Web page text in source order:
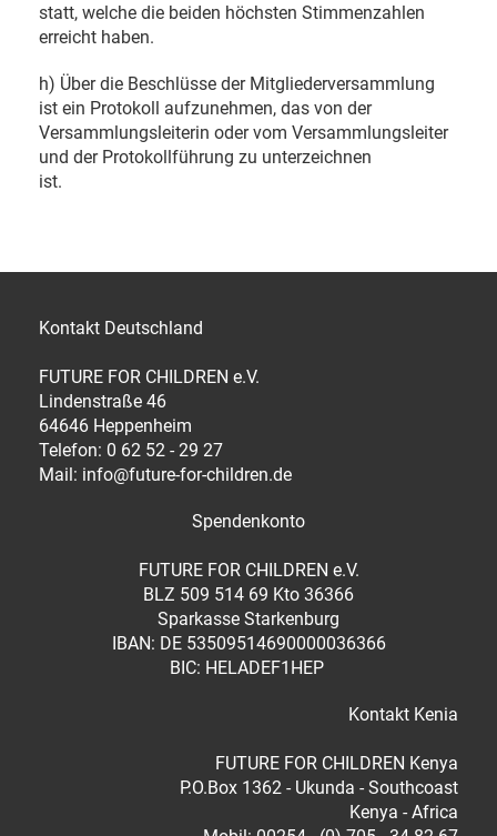
statt, welche die beiden höchsten Stimmenzahlen
erreicht haben.
h) Über die Beschlüsse der Mitgliederversammlung
ist ein Protokoll aufzunehmen, das von der
Versammlungsleiterin oder vom Versammlungsleiter
und der Protokollführung zu unterzeichnen
ist.
Kontakt Deutschland
FUTURE FOR CHILDREN e.V.
Lindenstraße 46
64646 Heppenheim
Telefon: 0 62 52 - 29 27
Mail: info@future-for-children.de
Spendenkonto
FUTURE FOR CHILDREN e.V.
BLZ 509 514 69 Kto 36366
Sparkasse Starkenburg
IBAN: DE 53509514690000036366
BIC: HELADEF1HEP
Kontakt Kenia
FUTURE FOR CHILDREN Kenya
P.O.Box 1362 - Ukunda - Southcoast
Kenya - Africa